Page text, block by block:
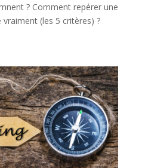
? Comment repérer une
(les 5 critères) ?